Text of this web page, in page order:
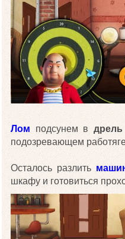
Лом подсунем в
подозревающем
Осталось разлить
шкафу и готовиться